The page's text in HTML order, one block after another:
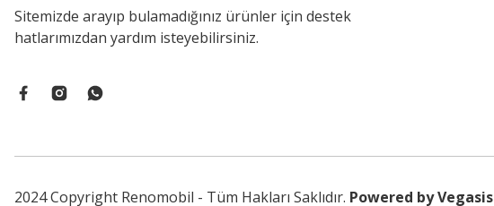
Sitemizde arayıp bulamadığınız ürünler için destek
hatlarımızdan yardım isteyebilirsiniz.
2024 Copyright Renomobil - Tüm Hakları Saklıdır. Powered by Vegasis